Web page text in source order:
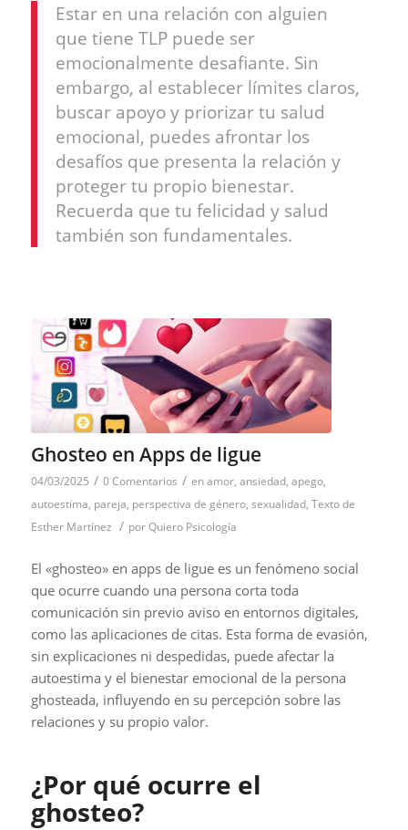
Estar en una relación con alguien
que tiene TLP puede ser
emocionalmente desafiante. Sin
embargo, al establecer límites claros,
buscar apoyo y priorizar tu salud
emocional, puedes afrontar los
desafíos que presenta la relación y
proteger tu propio bienestar.
Recuerda que tu felicidad y salud
también son fundamentales.
Ghosteo en Apps de ligue
04/03/2025 / 0 Comentarios / enamor, ansiedad, apego,
autoestima, pareja, perspectiva de género, sexualidad, Texto de
Esther Martínez / porQuiero Psicología
El «ghosteo» en apps de ligue es un fenómeno social
que ocurre cuando una persona corta toda
comunicación sin previo aviso en entornos digitales,
como las aplicaciones de citas. Esta forma de evasión,
sin explicaciones ni despedidas, puede afectar la
autoestima y el bienestar emocional de la persona
ghosteada, influyendo en su percepción sobre las
relaciones y su propio valor.
¿Por qué ocurre el
ghosteo?